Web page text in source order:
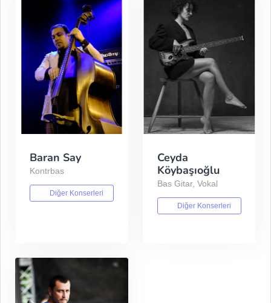
Baran Say
Kontrbas
Diğer Konserleri
Ceyda
Köybaşıoğlu
Bas Gitar, Vokal
Diğer Konserleri